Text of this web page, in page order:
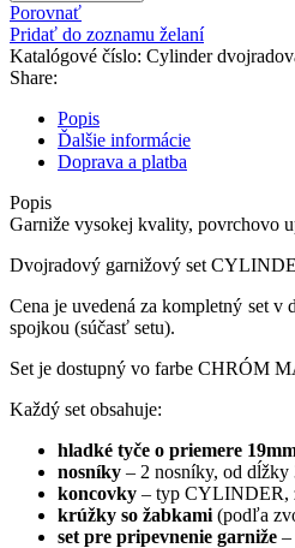
Porovnať
Pridať do zoznamu želaní
Katalógové číslo: Cylinder
Share:
Popis
Ďalšie informácie
Doprava a platba
Popis
Garniže vysokej kvality, povrchovo
Dvojradový garnižový set
Cena je uvedená za kompletný set v
spojkou (súčasť setu).
Set je dostupný vo farbe CHRÓM
Každý set obsahuje:
hladké tyče o priemere
nosníky – 2 nosníky, od dĺžky
koncovky – typ CYLINDER,
krúžky so žabkami (podľa
set pre pripevnenie garniže –